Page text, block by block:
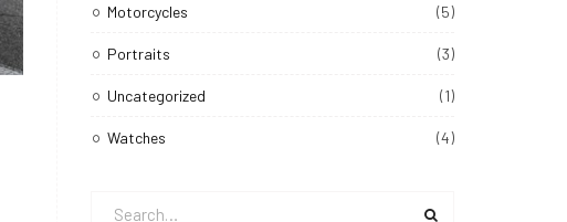
Motorcycles (5)
Portraits (3)
Uncategorized (1)
Watches (4)